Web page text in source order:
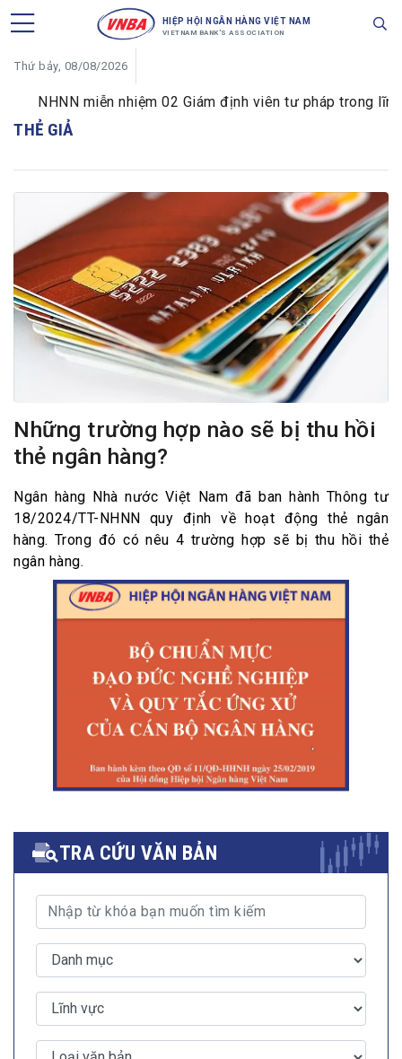
HIỆP HỘI NGÂN HÀNG VIỆT NAM
VIETNAM BANK'S ASSOCIATION
Thứ bảy, 08/08/2026
NHNN miễn nhiệm 02 Giám định viên tư pháp trong lĩnh
THẺ GIẢ
Những trường hợp nào sẽ bị thu hồi
thẻ ngân hàng?
Ngân hàng Nhà nước Việt Nam đã ban hành Thông tư
18/2024/TT-NHNN quy định về hoạt động thẻ ngân
hàng. Trong đó có nêu 4 trường hợp sẽ bị thu hồi thẻ
ngân hàng.
TRA CỨU VĂN BẢN